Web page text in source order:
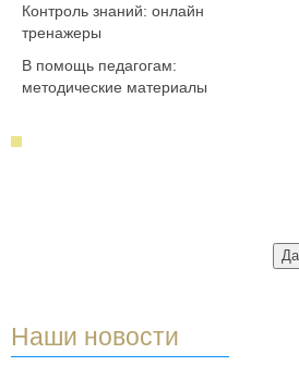
Контроль знаний: онлайн
тренажеры
В помощь педагогам:
методические материалы
Наши новости